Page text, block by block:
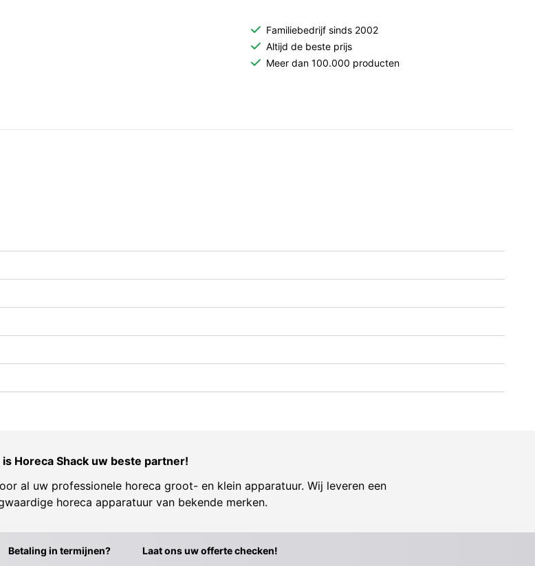
Familiebedrijf sinds 2002
Altijd de beste prijs
Meer dan 100.000 producten
is Horeca Shack uw beste partner!
al uw professionele horeca groot- en klein apparatuur. Wij leveren een
horeca apparatuur van bekende merken.
Betaling in termijnen? Laat ons uw offerte checken!